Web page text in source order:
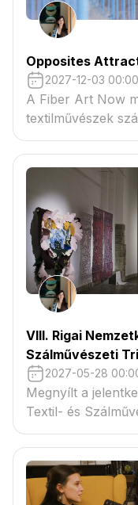
Opposites
2027-12-03
A Fiber Art Now
textilművészek
VIII. Rigai
Szálművészeti
2027-05-28
Megnyílt a
Textil- és